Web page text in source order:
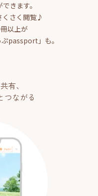
きます。
くさく閲覧♪
以上が
passport」も。
有、
つながる